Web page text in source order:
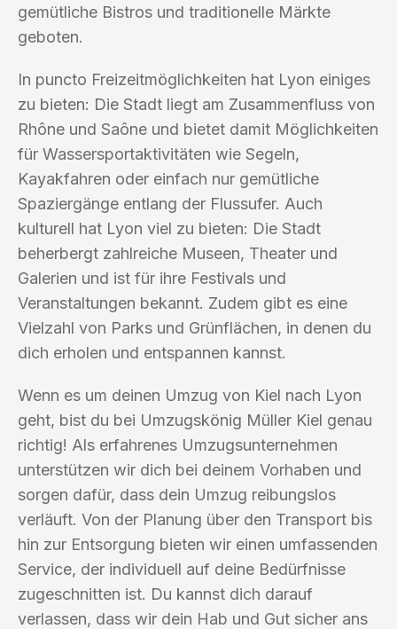
gemütliche Bistros und traditionelle Märkte
geboten.
In puncto Freizeitmöglichkeiten hat Lyon einiges
zu bieten: Die Stadt liegt am Zusammenfluss von
Rhône und Saône und bietet damit Möglichkeiten
für Wassersportaktivitäten wie Segeln,
Kayakfahren oder einfach nur gemütliche
Spaziergänge entlang der Flussufer. Auch
kulturell hat Lyon viel zu bieten: Die Stadt
beherbergt zahlreiche Museen, Theater und
Galerien und ist für ihre Festivals und
Veranstaltungen bekannt. Zudem gibt es eine
Vielzahl von Parks und Grünflächen, in denen du
dich erholen und entspannen kannst.
Wenn es um deinen Umzug von Kiel nach Lyon
geht, bist du bei Umzugskönig Müller Kiel genau
richtig! Als erfahrenes Umzugsunternehmen
unterstützen wir dich bei deinem Vorhaben und
sorgen dafür, dass dein Umzug reibungslos
verläuft. Von der Planung über den Transport bis
hin zur Entsorgung bieten wir einen umfassenden
Service, der individuell auf deine Bedürfnisse
zugeschnitten ist. Du kannst dich darauf
verlassen, dass wir dein Hab und Gut sicher ans